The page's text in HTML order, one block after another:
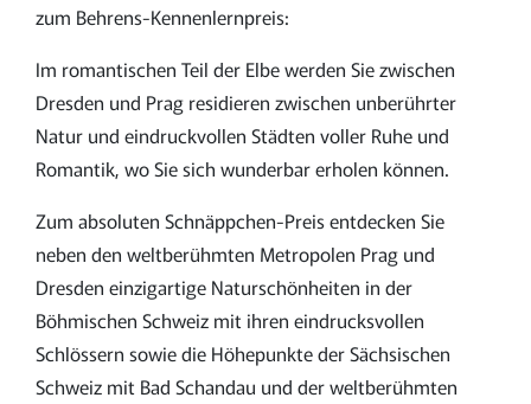
zum Behrens-Kennenlernpreis:
Im romantischen Teil der Elbe werden Sie zwischen
Dresden und Prag residieren zwischen unberührter
Natur und eindruckvollen Städten voller Ruhe und
Romantik, wo Sie sich wunderbar erholen können.
Zum absoluten Schnäppchen-Preis entdecken Sie
neben den weltberühmten Metropolen Prag und
Dresden einzigartige Naturschönheiten in der
Böhmischen Schweiz mit ihren eindrucksvollen
Schlössern sowie die Höhepunkte der Sächsischen
Schweiz mit Bad Schandau und der weltberühmten